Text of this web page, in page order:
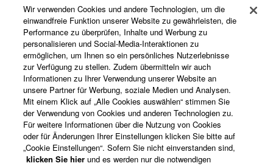
Über Yamaha
Deutschland - German
Business
Wir verwenden Cookies und andere Technologien, um die
einwandfreie Funktion unserer Website zu gewährleisten, die
Performance zu überprüfen, Inhalte und Werbung zu
personalisieren und Social-Media-Interaktionen zu
ermöglichen, um Ihnen so ein persönliches Nutzerlebnisse
zur Verfügung zu stellen. Zudem übermitteln wir auch
Informationen zu Ihrer Verwendung unserer Website an
unsere Partner für Werbung, soziale Medien und Analysen.
Mit einem Klick auf „Alle Cookies auswählen“ stimmen Sie
der Verwendung von Cookies und anderen Technologien zu.
Für weitere Informationen über die Nutzung von Cookies
oder für Änderungen Ihrer Einstellungen klicken Sie bitte auf
„Cookie Einstellungen“. Sofern Sie nicht einverstanden sind,
klicken Sie hier und es werden nur die notwendigen